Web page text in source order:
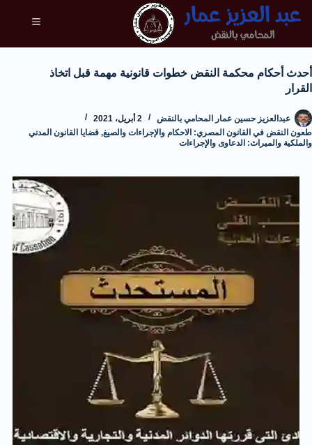
أحدث أحكام محكمة النقض خطوات قانونية مهمة قبل اتخاذ
القرار
عبدالعزيز حسين عمار المحامي بالنقض
2 أبريل، 2021
طعون النقض في القانون المصري: الاحكام والإجراءات والصيغ, قضايا القانون المدني
والملكية والميراث: الدعاوى والإجراءات